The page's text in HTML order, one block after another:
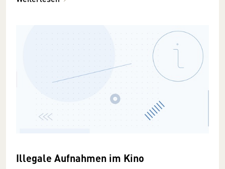
Illegale Aufnahmen im Kino